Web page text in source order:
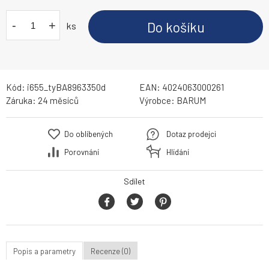
- + ks Do košíku
Kód: i655_tyBA8963350d EAN: 4024063000261
Záruka: 24 měsíců Výrobce: BARUM
Do oblíbených
Porovnání
Dotaz prodejci
Hlídání
Sdílet
Popis a parametry Recenze (0)